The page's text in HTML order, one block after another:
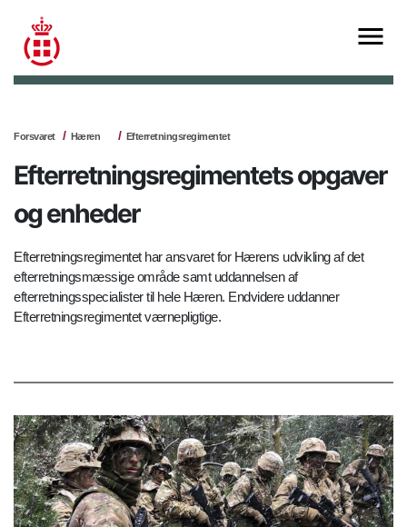
Forsvaret Hæren Efterretningsregimentet
Efterretningsregimentets opgaver
og enheder
Efterretningsregimentet har ansvaret for Hærens udvikling af det
efterretningsmæssige område samt uddannelsen af
efterretningsspecialister til hele Hæren. Endvidere uddanner
Efterretningsregimentet værnepligtige.